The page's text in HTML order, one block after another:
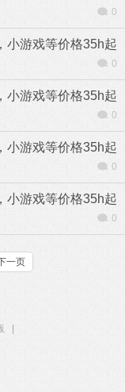
0
小游戏等价格35h起
0
小游戏等价格35h起
0
小游戏等价格35h起
0
小游戏等价格35h起
0
一页